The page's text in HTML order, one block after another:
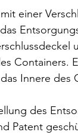
einer
Containers.
Innere des
des
Patent